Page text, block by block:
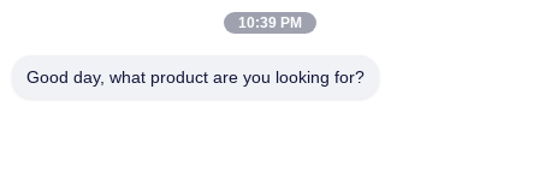
ιαπωνικά crumbs
10:39 PM
Good day, what product are you looking for?